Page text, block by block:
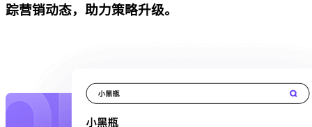
踪营销动态，助力策略升级。